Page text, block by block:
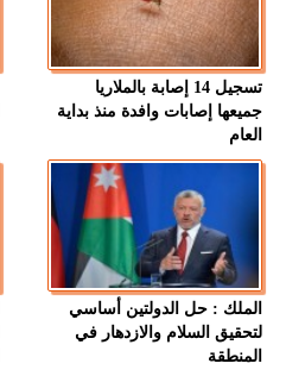
تسجيل 14 إصابة بالملاريا
جميعها إصابات وافدة منذ بداية
العام
الملك : حل الدولتين أساسي
لتحقيق السلام والازدهار في
المنطقة